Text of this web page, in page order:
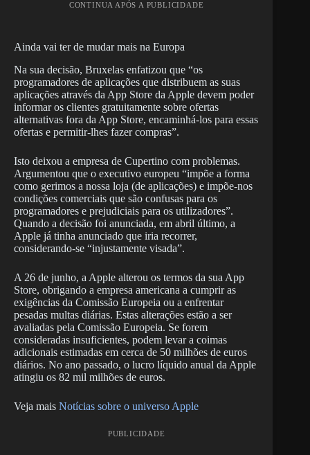
CONTINUA APÓS A PUBLICIDADE
Ainda vai ter de mudar mais na Europa
Na sua decisão, Bruxelas enfatizou que “os
programadores de aplicações que distribuem as suas
aplicações através da App Store da Apple devem poder
informar os clientes gratuitamente sobre ofertas
alternativas fora da App Store, encaminhá-los para essas
ofertas e permitir-lhes fazer compras”.
Isto deixou a empresa de Cupertino com problemas.
Argumentou que o executivo europeu “impõe a forma
como gerimos a nossa loja (de aplicações) e impõe-nos
condições comerciais que são confusas para os
programadores e prejudiciais para os utilizadores”.
Quando a decisão foi anunciada, em abril último, a
Apple já tinha anunciado que iria recorrer,
considerando-se “injustamente visada”.
A 26 de junho, a Apple alterou os termos da sua App
Store, obrigando a empresa americana a cumprir as
exigências da Comissão Europeia ou a enfrentar
pesadas multas diárias. Estas alterações estão a ser
avaliadas pela Comissão Europeia. Se forem
consideradas insuficientes, podem levar a coimas
adicionais estimadas em cerca de 50 milhões de euros
diários. No ano passado, o lucro líquido anual da Apple
atingiu os 82 mil milhões de euros.
Veja mais Notícias sobre o universo Apple
PUBLICIDADE